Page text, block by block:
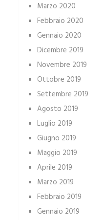
Marzo 2020
Febbraio 2020
Gennaio 2020
Dicembre 2019
Novembre 2019
Ottobre 2019
Settembre 2019
Agosto 2019
Luglio 2019
Giugno 2019
Maggio 2019
Aprile 2019
Marzo 2019
Febbraio 2019
Gennaio 2019